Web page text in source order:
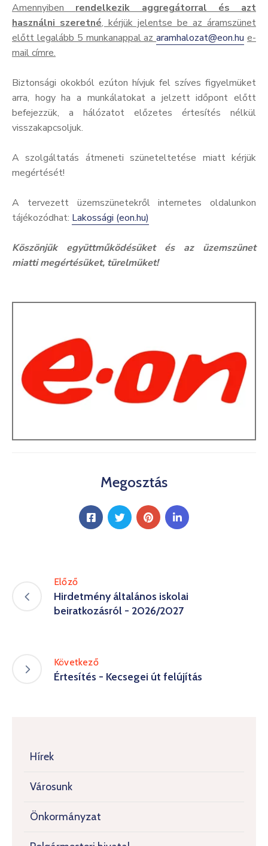
Amennyiben rendelkezik aggregátorral és azt
használni szeretné, kérjük jelentse be az áramszünet
előtt legalább 5 munkanappal azaramhalozat@eon.hu e-
mail címre.
Biztonsági okokból ezúton hívjuk fel szíves figyelmüket
arra, hogy ha a munkálatokat a jelzett időpont előtt
befejezzük, a hálózatot előzetes értesítés nélkül
visszakapcsoljuk.
A szolgáltatás átmeneti szüneteltetése miatt kérjük
megértését!
A tervezett üzemszünetekről internetes oldalunkon
tájékozódhat: Lakossági (eon.hu)
Köszönjük együttműködésüket és az üzemszünet
miatti megértésüket, türelmüket!
Megosztás
Előző
Hirdetmény általános iskolai
beiratkozásról - 2026/2027
Következő
Értesítés - Kecsegei út felújítás
Hírek
Városunk
Önkormányzat